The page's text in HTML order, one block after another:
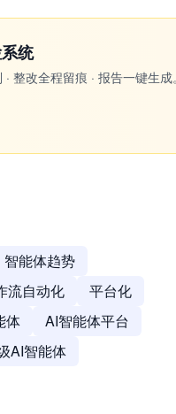
统
· 整改全程留痕 · 报告一键生
智能体趋势
流自动化
平台化
体
AI智能体平台
AI智能体